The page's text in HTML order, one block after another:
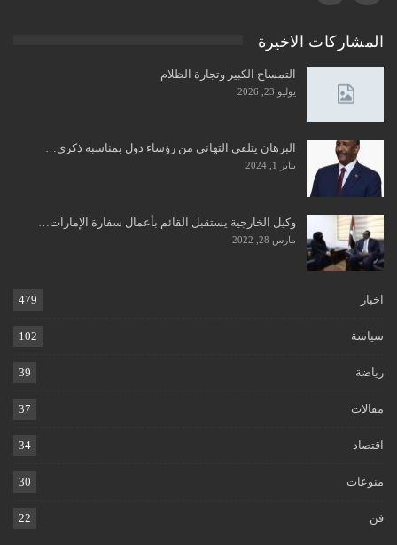
المشاركات الاخيرة
التمساح الكبير وتجارة الظلام
يوليو 23, 2026
البرهان يتلقى التهاني من رؤساء دول بمناسبة ذكرى…
يناير 1, 2024
وكيل الخارجية يستقبل القائم بأعمال سفارة الإمارات…
مارس 28, 2022
اخبار 479
سياسة 102
رياضة 39
مقالات 37
اقتصاد 34
منوعات 30
فن 22